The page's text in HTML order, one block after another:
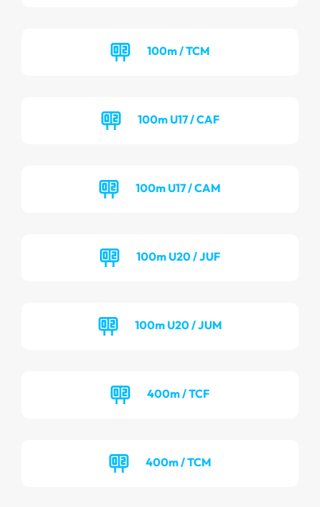
100m / TCM
100m U17 / CAF
100m U17 / CAM
100m U20 / JUF
100m U20 / JUM
400m / TCF
400m / TCM